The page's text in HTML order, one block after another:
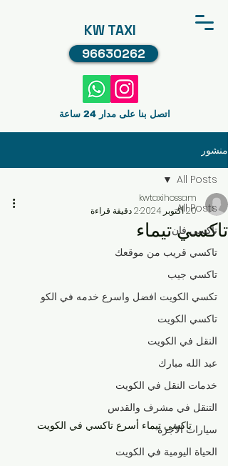
KW TAXI
96630262
اتصل بنا على مدار 24 ساعة
منشور
All Posts
تاكسي فان
تاكسي قريب من موقعك
تاكسي جيب
تكسي الكويت افضل واسرع خدمه في الكو
تاكسي الكويت
النقل في الكويت
عبد الله مبارك
خدمات النقل في الكويت
التنقل في مشرف والقدس
سيارات الأجرة
الحياة اليومية في الكويت
All Posts
تاكسي تيماء
kwtaxihossam
20 أكتوبر 2024
2 دقيقة قراءة
تاكسي تيماء أسرع تاكسي في الكويت